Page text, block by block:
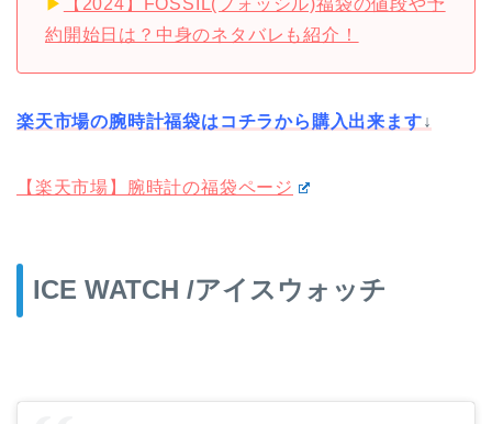
▶︎
【2024】FOSSIL(フォッシル)福袋の値段や予
約開始日は？中身のネタバレも紹介！
楽天市場の腕時計福袋はコチラから購入出来ます↓
【楽天市場】腕時計の福袋ページ
ICE WATCH /アイスウォッチ